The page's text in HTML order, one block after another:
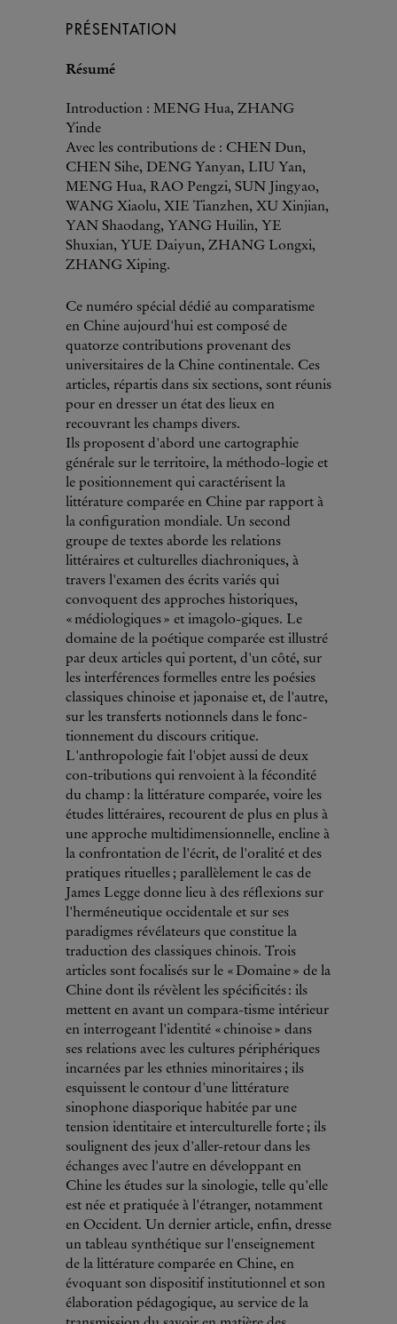
PRÉSENTATION
Résumé
Introduction : MENG Hua, ZHANG
Yinde
Avec les contributions de : CHEN Dun,
CHEN Sihe, DENG Yanyan, LIU Yan,
MENG Hua, RAO Pengzi, SUN Jingyao,
WANG Xiaolu, XIE Tianzhen, XU Xinjian,
YAN Shaodang, YANG Huilin, YE
Shuxian, YUE Daiyun, ZHANG Longxi,
ZHANG Xiping.
Ce numéro spécial dédié au comparatisme
en Chine aujourd'hui est composé de
quatorze contributions provenant des
universitaires de la Chine continentale. Ces
articles, répartis dans six sections, sont réunis
pour en dresser un état des lieux en
recouvrant les champs divers.
Ils proposent d'abord une cartographie
générale sur le territoire, la méthodo-logie et
le positionnement qui caractérisent la
littérature comparée en Chine par rapport à
la configuration mondiale. Un second
groupe de textes aborde les relations
littéraires et culturelles diachroniques, à
travers l'examen des écrits variés qui
convoquent des approches historiques,
« médiologiques » et imagolo-giques. Le
domaine de la poétique comparée est illustré
par deux articles qui portent, d'un côté, sur
les interférences formelles entre les poésies
classiques chinoise et japonaise et, de l'autre,
sur les transferts notionnels dans le fonc-
tionnement du discours critique.
L'anthropologie fait l'objet aussi de deux
con-tributions qui renvoient à la fécondité
du champ : la littérature comparée, voire les
études littéraires, recourent de plus en plus à
une approche multidimensionnelle, encline à
la confrontation de l'écrit, de l'oralité et des
pratiques rituelles ; parallèlement le cas de
James Legge donne lieu à des réflexions sur
l'herméneutique occidentale et sur ses
paradigmes révélateurs que constitue la
traduction des classiques chinois. Trois
articles sont focalisés sur le « Domaine » de la
Chine dont ils révèlent les spécificités : ils
mettent en avant un compara-tisme intérieur
en interrogeant l'identité « chinoise » dans
ses relations avec les cultures périphériques
incarnées par les ethnies minoritaires ; ils
esquissent le contour d'une littérature
sinophone diasporique habitée par une
tension identitaire et interculturelle forte ; ils
soulignent des jeux d'aller-retour dans les
échanges avec l'autre en développant en
Chine les études sur la sinologie, telle qu'elle
est née et pratiquée à l'étranger, notamment
en Occident. Un dernier article, enfin, dresse
un tableau synthétique sur l'enseignement
de la littérature comparée en Chine, en
évoquant son dispositif institutionnel et son
élaboration pédagogique, au service de la